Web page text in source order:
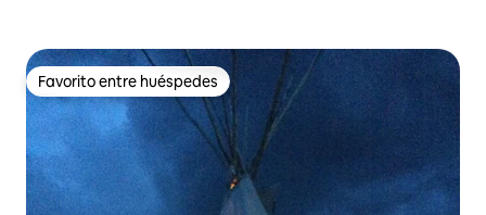
Favorito entre huéspedes
Favorito entre huéspedes